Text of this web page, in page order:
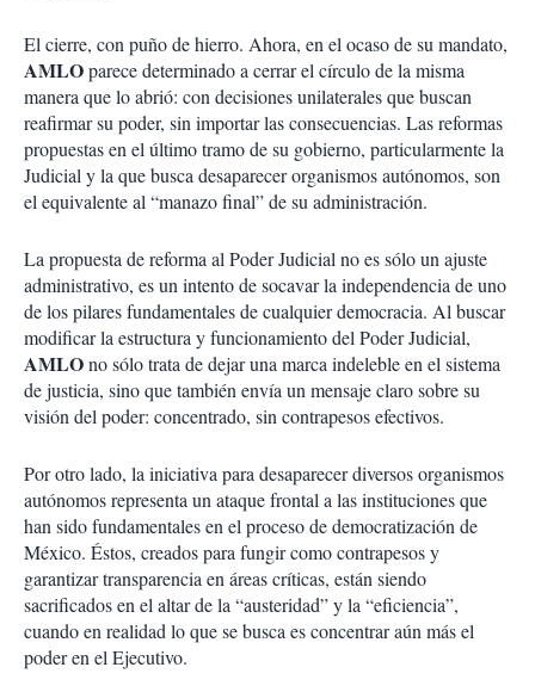
El cierre, con puño de hierro. Ahora, en el ocaso de su mandato,
AMLOparece determinado a cerrar el círculo de la misma
manera que lo abrió: con decisiones unilaterales que buscan
reafirmar su poder, sin importar las consecuencias. Las reformas
propuestas en el último tramo de su gobierno, particularmente la
Judicial y la que busca desaparecer organismos autónomos, son
el equivalente al “manazo final” de su administración.
La propuesta de reforma al Poder Judicial no es sólo un ajuste
administrativo, es un intento de socavar la independencia de uno
de los pilares fundamentales de cualquier democracia. Al buscar
modificar la estructura y funcionamiento del Poder Judicial,
AMLOno sólo trata de dejar una marca indeleble en el sistema
de justicia, sino que también envía un mensaje claro sobre su
visión del poder: concentrado, sin contrapesos efectivos.
Por otro lado, la iniciativa para desaparecer diversos organismos
autónomos representa un ataque frontal a las instituciones que
han sido fundamentales en el proceso de democratización de
México. Éstos, creados para fungir como contrapesos y
garantizar transparencia en áreas críticas, están siendo
sacrificados en el altar de la “austeridad” y la “eficiencia”,
cuando en realidad lo que se busca es concentrar aún más el
poder en el Ejecutivo.